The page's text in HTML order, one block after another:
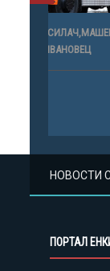
КС
ПРОДАЖА
НОВОСТИ
ПОРТАЛ